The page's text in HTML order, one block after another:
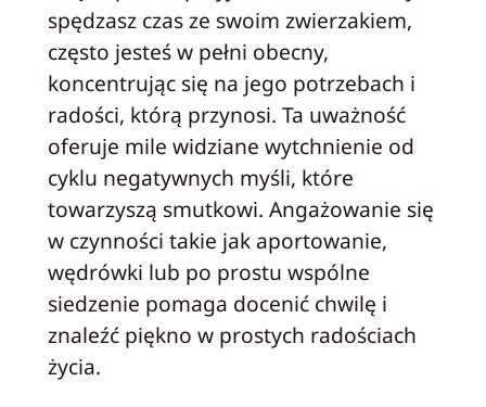
spędzasz czas ze swoim zwierzakiem,
często jesteś w pełni obecny,
koncentrując się na jego potrzebach i
radości, którą przynosi. Ta uważność
oferuje mile widziane wytchnienie od
cyklu negatywnych myśli, które
towarzyszą smutkowi. Angażowanie się
w czynności takie jak aportowanie,
wędrówki lub po prostu wspólne
siedzenie pomaga docenić chwilę i
znaleźć piękno w prostych radościach
życia.